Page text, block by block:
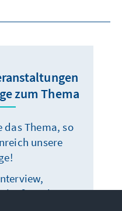
zum Thema
Thema, so
unsere
heiße Debatte –